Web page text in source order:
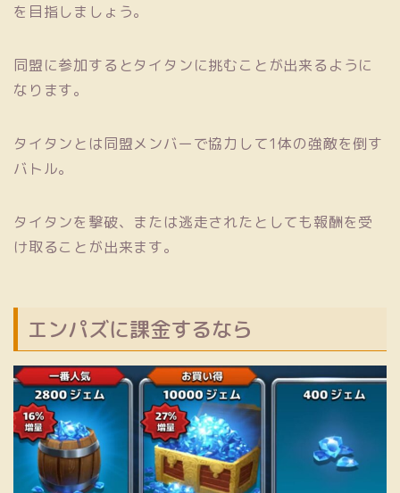
を目指しましょう。
同盟に参加するとタイタンに挑むことが出来るように
なります。
タイタンとは同盟メンバーで協力して1体の強敵を倒す
バトル。
タイタンを撃破、または逃走されたとしても報酬を受
け取ることが出来ます。
エンパズに課金するなら